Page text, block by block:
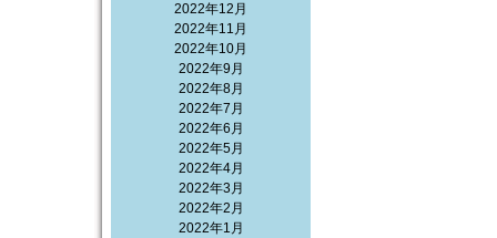
2022年12月
2022年11月
2022年10月
2022年9月
2022年8月
2022年7月
2022年6月
2022年5月
2022年4月
2022年3月
2022年2月
2022年1月